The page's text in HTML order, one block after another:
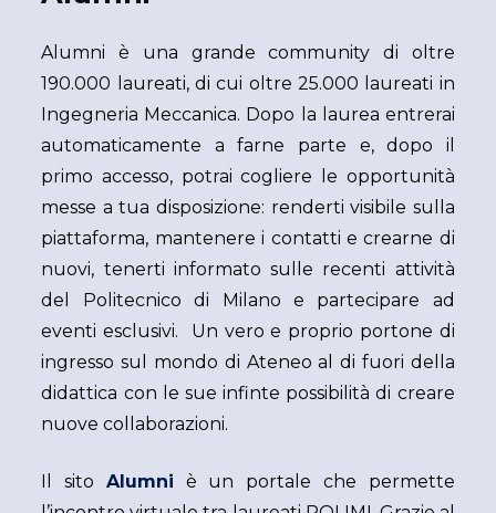
Alumni è una grande community di oltre
190.000 laureati, di cui oltre 25.000 laureati in
Ingegneria Meccanica. Dopo la laurea entrerai
automaticamente a farne parte e, dopo il
primo accesso, potrai cogliere le opportunità
messe a tua disposizione: renderti visibile sulla
piattaforma, mantenere i contatti e crearne di
nuovi, tenerti informato sulle recenti attività
del Politecnico di Milano e partecipare ad
eventi esclusivi. Un vero e proprio portone di
ingresso sul mondo di Ateneo al di fuori della
didattica con le sue infinte possibilità di creare
nuove collaborazioni.
Il sito Alumni è un portale che permette